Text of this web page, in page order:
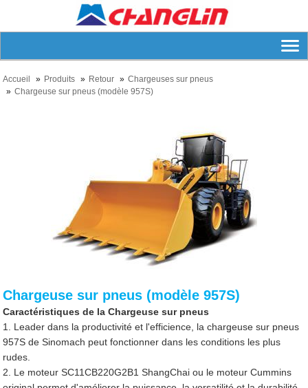
Accueil Produits Retour
Chargeuses sur pneus
Chargeuse sur pneus (modèle 957S)
Chargeuse sur pneus (modèle 957S)
Caractéristiques de la Chargeuse sur pneus
1. Leader dans la productivité et l'efficience, la chargeuse sur pneus
957S de Sinomach peut fonctionner dans les conditions les plus
rudes.
2. Le moteur SC11CB220G2B1 ShangChai ou le moteur Cummins